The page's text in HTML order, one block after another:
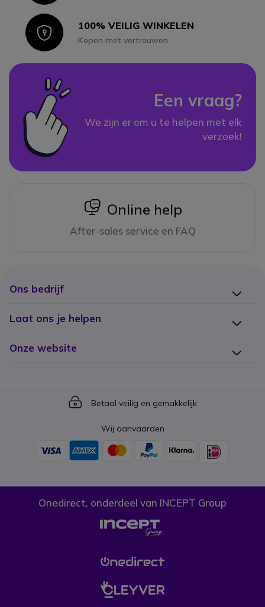
Icon100% VEILIG WINKELEN
Kopen met vertrouwen
Een vraag?
We zijn er om u te helpen met elk
verzoek!
icon
Online help
After-sales service en FAQ
Ons bedrijf
Laat ons je helpen
Onze website
Icon
Betaal veilig en gemakkelijk
Wij aanvaarden
Onedirect, onderdeel van INCEPT Group